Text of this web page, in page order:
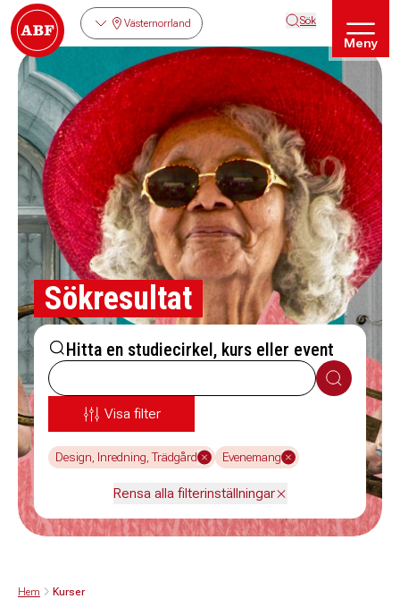
Västernorrland Sök
Meny
Sökresultat
Hitta en studiecirkel, kurs eller event
Sök
Visa filter
Design, Inredning, Trädgård Evenemang
Rensa alla filterinställningar
Hem Kurser